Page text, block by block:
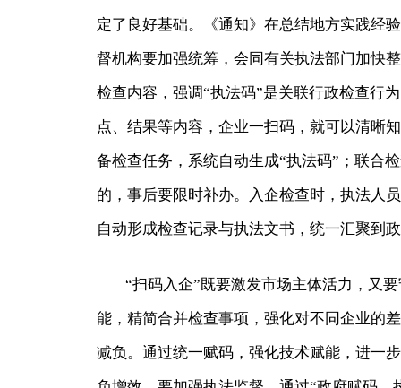
定了良好基础。《通知》在总结地方实践经
督机构要加强统筹，会同有关执法部门加快
检查内容，强调“执法码”是关联行政检查行
点、结果等内容，企业一扫码，就可以清晰
备检查任务，系统自动生成“执法码”；联合
的，事后要限时补办。入企检查时，执法人
自动形成检查记录与执法文书，统一汇聚到
“扫码入企”既要激发市场主体活力，又
能，精简合并检查事项，强化对不同企业的
减负。通过统一赋码，强化技术赋能，进一